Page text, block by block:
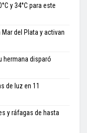
y 34°C para este
del Plata y activan
hermana disparó
de luz en 11
y ráfagas de hasta